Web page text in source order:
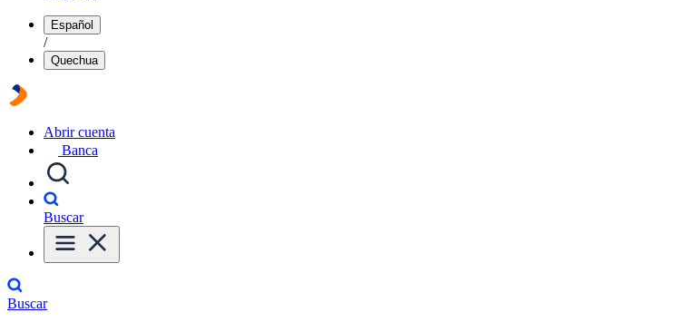
Español
/
Quechua
Abrir cuenta
Banca
Buscar
Buscar